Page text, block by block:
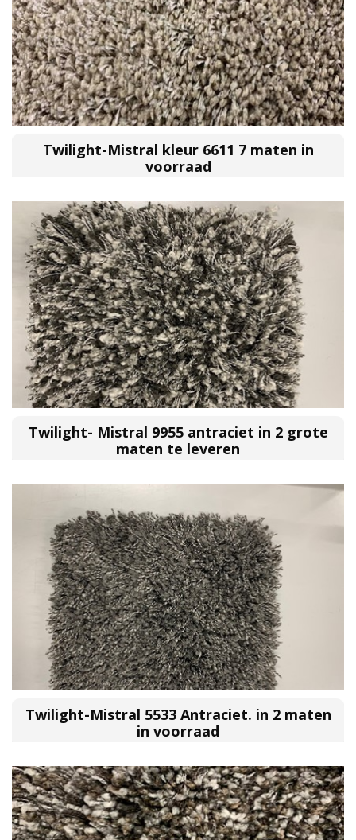
Twilight-Mistral kleur 6611 7 maten in
voorraad
Twilight- Mistral 9955 antraciet in 2 grote
maten te leveren
Twilight-Mistral 5533 Antraciet. in 2 maten
in voorraad